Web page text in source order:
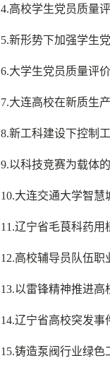
4.高校学生党员质量
5.新形势下加强学生
6.大学生党员质量评
7.大连高校在新质生
8.新工科建设下控制
9.以科技竞赛为载体
10.大连交通大学智慧
11.辽宁省毛茛科药用
12.高校辅导员队伍职
13.以雷锋精神推进高
14.辽宁省高校突发事
15.铸造泵阀行业绿